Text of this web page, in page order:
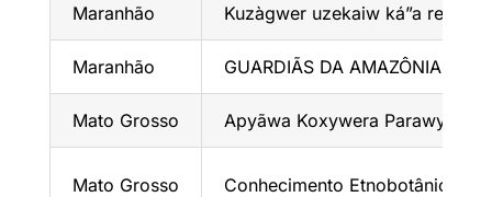
Maranhão Kuzàgwer uzekaiw ká”a rehe
Maranhão GUARDIÃS DA AMAZÔNIA –
Mato Grosso Apyãwa Koxywera Parawykawa
Mato Grosso Conhecimento Etnobotânico